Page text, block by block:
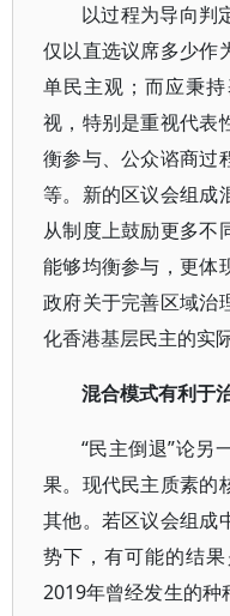
以过程为导向判
仅以直选议席多少作
单民主观；而应秉
视，特别是重视代表
衡参与、公众谘商过
等。新的区议会组成
从制度上鼓励更多不
能够均衡参与，更体
政府关于完善区域治
化香港基层民主的实
混合模式有利于
“民主倒退”论另
果。现代民主质素的
其他。若区议会组成
势下，有可能的结
2019年曾经发生的种